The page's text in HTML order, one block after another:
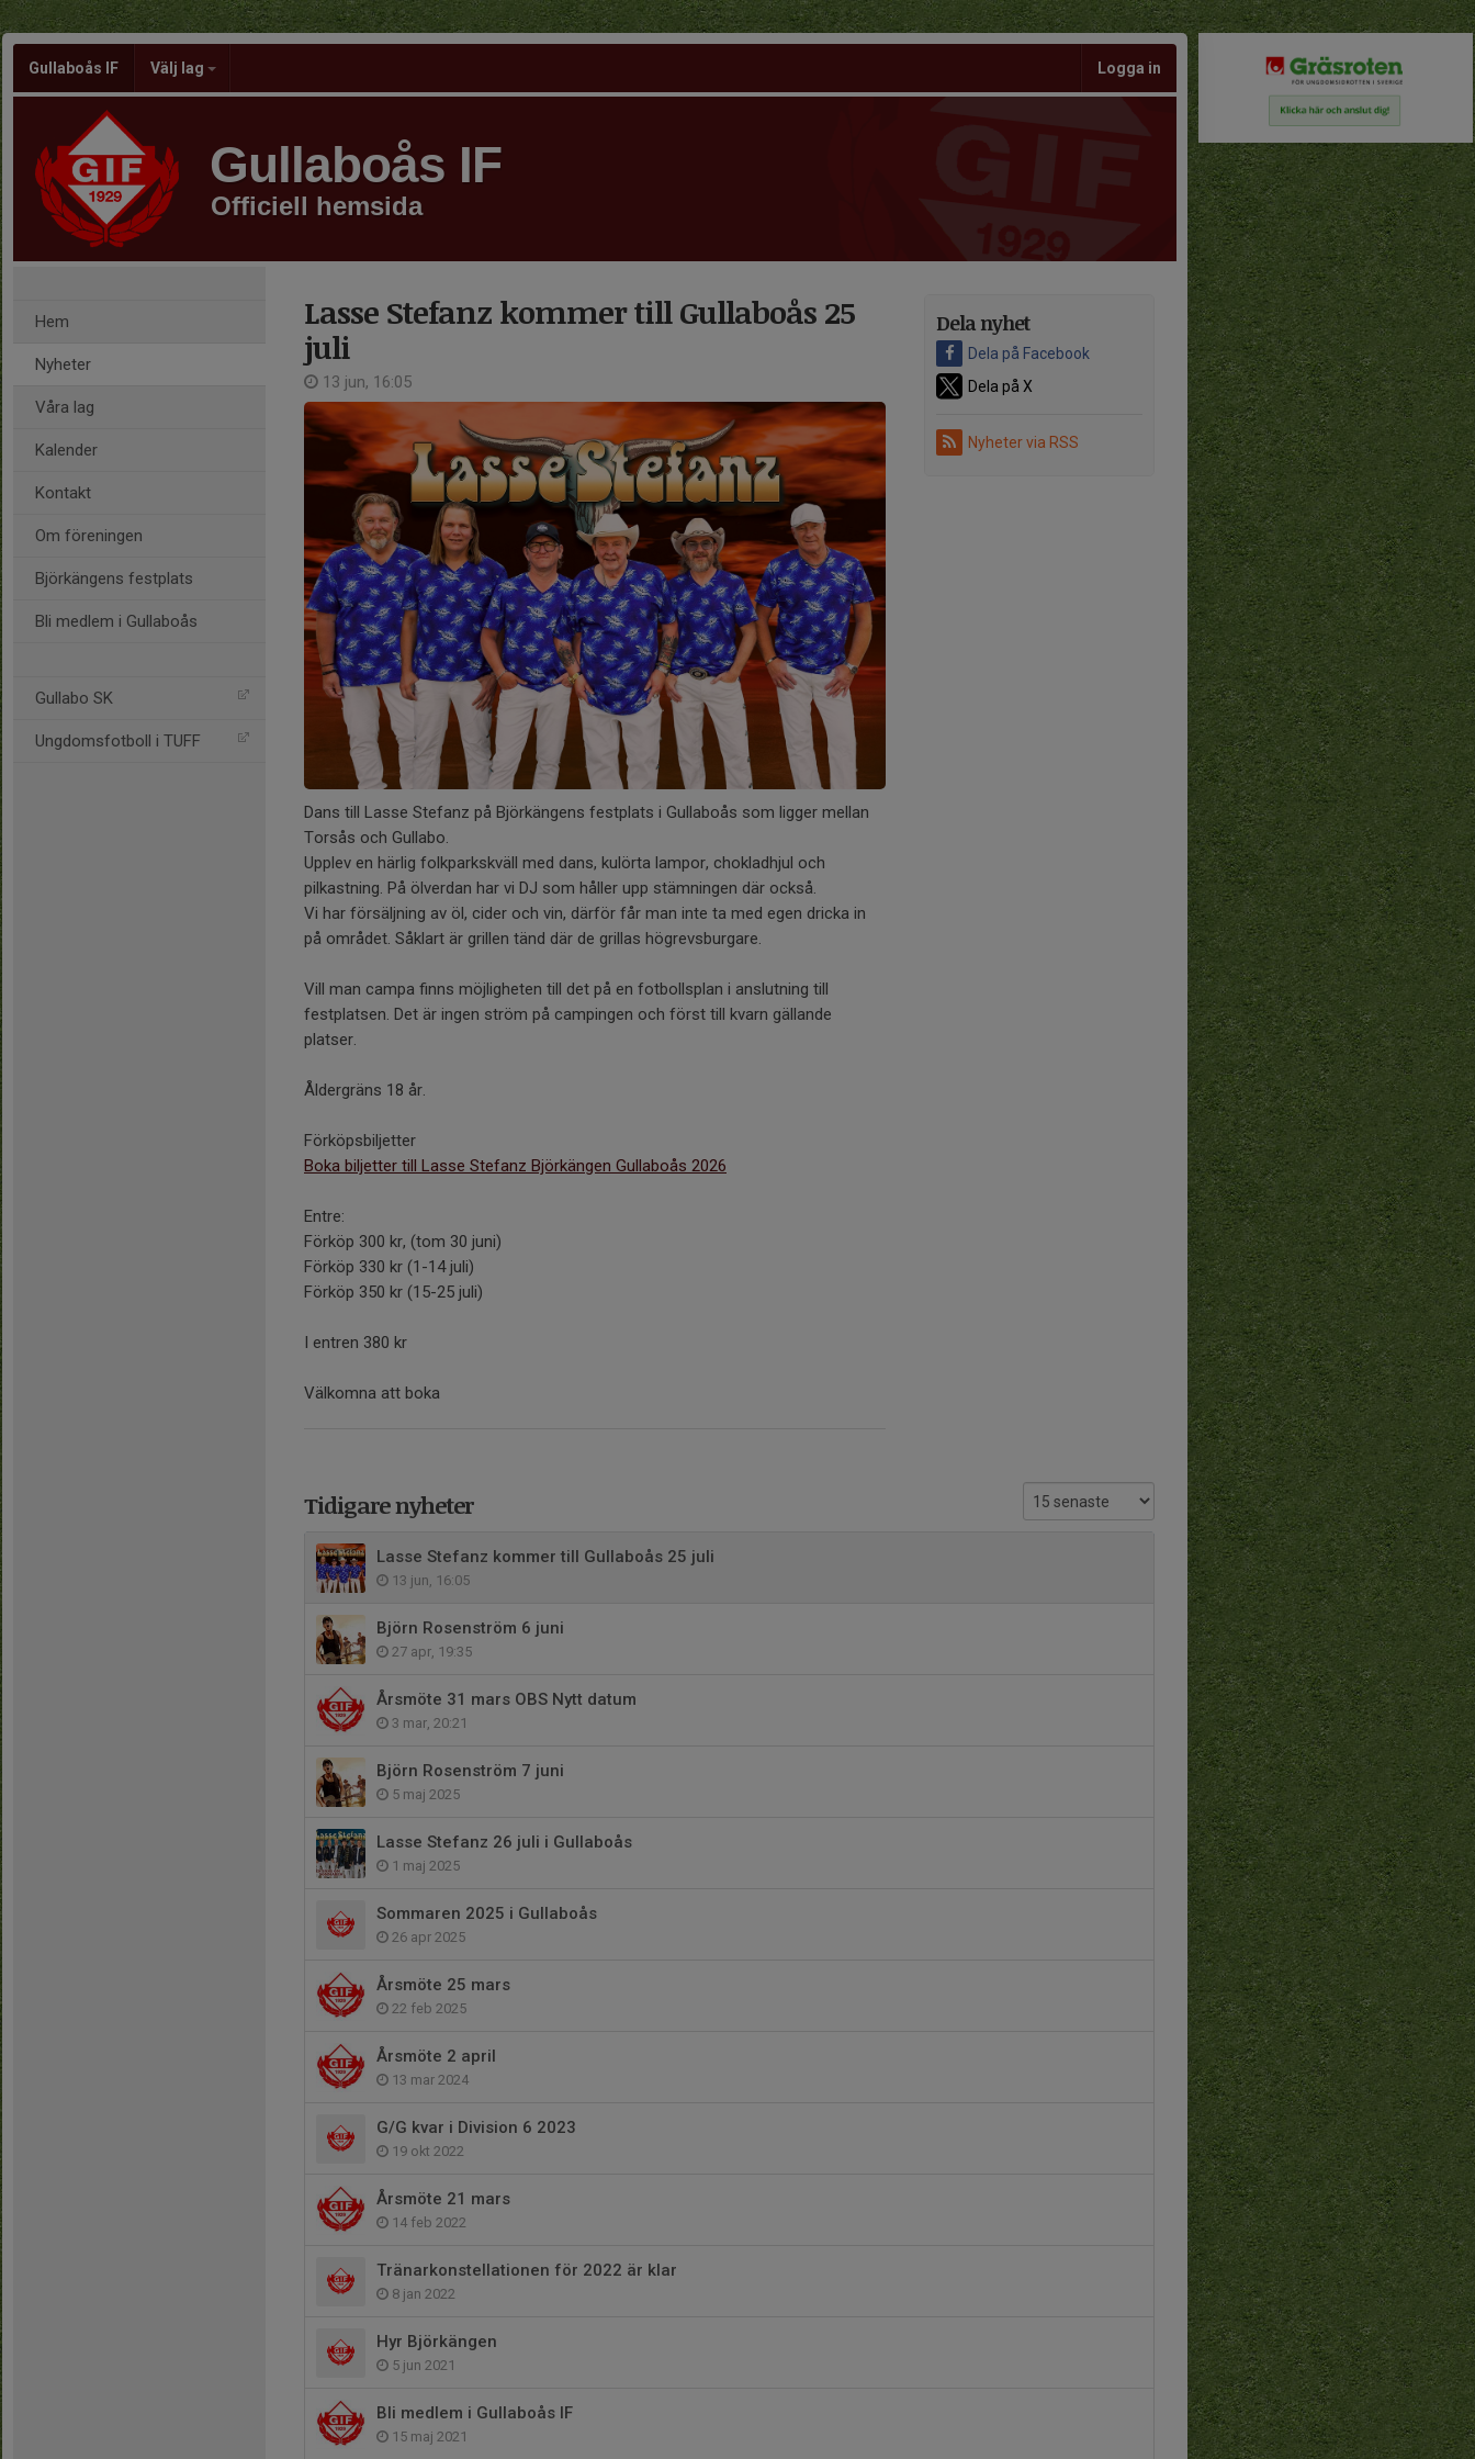
Gullaboås IF Välj lag Logga in
Gullaboås IF
Officiell hemsida
Hem
Nyheter
Våra lag
Kalender
Kontakt
Om föreningen
Björkängens festplats
Bli medlem i Gullaboås
Gullabo SK
Ungdomsfotboll i TUFF
Dela nyhet
Dela på Facebook
Dela på X
Nyheter via RSS
Lasse Stefanz kommer till Gullaboås 25
juli
13 jun, 16:05
Dans till Lasse Stefanz på Björkängens festplats i Gullaboås som ligger mellan
Torsås och Gullabo.
Upplev en härlig folkparkskväll med dans, kulörta lampor, chokladhjul och
pilkastning. På ölverdan har vi DJ som håller upp stämningen där också.
Vi har försäljning av öl, cider och vin, därför får man inte ta med egen dricka in
på området. Såklart är grillen tänd där de grillas högrevsburgare.
Vill man campa finns möjligheten till det på en fotbollsplan i anslutning till
festplatsen. Det är ingen ström på campingen och först till kvarn gällande
platser.
Åldergräns 18 år.
Förköpsbiljetter
Boka biljetter till Lasse Stefanz Björkängen Gullaboås 2026
Entre:
Förköp 300 kr, (tom 30 juni)
Förköp 330 kr (1-14 juli)
Förköp 350 kr (15-25 juli)
I entren 380 kr
Välkomna att boka
Tidigare nyheter
Lasse Stefanz kommer till Gullaboås 25 juli
13 jun, 16:05
Björn Rosenström 6 juni
27 apr, 19:35
Årsmöte 31 mars OBS Nytt datum
3 mar, 20:21
Björn Rosenström 7 juni
5 maj 2025
Lasse Stefanz 26 juli i Gullaboås
1 maj 2025
Sommaren 2025 i Gullaboås
26 apr 2025
Årsmöte 25 mars
22 feb 2025
Årsmöte 2 april
13 mar 2024
G/G kvar i Division 6 2023
19 okt 2022
Årsmöte 21 mars
14 feb 2022
Tränarkonstellationen för 2022 är klar
8 jan 2022
Hyr Björkängen
5 jun 2021
Bli medlem i Gullaboås IF
15 maj 2021